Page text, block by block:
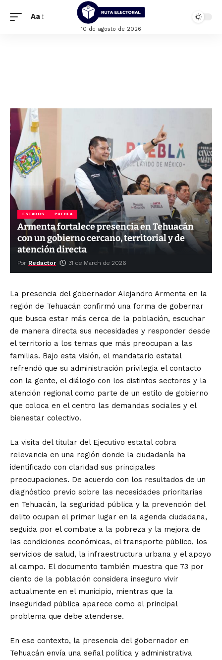
Aa
10 de agosto de 2026
ESTADOS PUEBLA
Armenta fortalece presencia en Tehuacán
con un gobierno cercano, territorial y de
atención directa
Por Redactor 31 de March de 2026
La presencia del gobernador Alejandro Armenta en la
región de Tehuacán confirmó una forma de gobernar
que busca estar más cerca de la población, escuchar
de manera directa sus necesidades y responder desde
el territorio a los temas que más preocupan a las
familias. Bajo esta visión, el mandatario estatal
refrendó que su administración privilegia el contacto
con la gente, el diálogo con los distintos sectores y la
atención regional como parte de un estilo de gobierno
que coloca en el centro las demandas sociales y el
bienestar colectivo.
La visita del titular del Ejecutivo estatal cobra
relevancia en una región donde la ciudadanía ha
identificado con claridad sus principales
preocupaciones. De acuerdo con los resultados de un
diagnóstico previo sobre las necesidades prioritarias
en Tehuacán, la seguridad pública y la prevención del
delito ocupan el primer lugar en la agenda ciudadana,
seguida por el combate a la pobreza y la mejora de
las condiciones económicas, el transporte público, los
servicios de salud, la infraestructura urbana y el apoyo
al campo. El documento también muestra que 73 por
ciento de la población considera inseguro vivir
actualmente en el municipio, mientras que la
inseguridad pública aparece como el principal
problema que debe atenderse.
En ese contexto, la presencia del gobernador en
Tehuacán envía una señal política y administrativa